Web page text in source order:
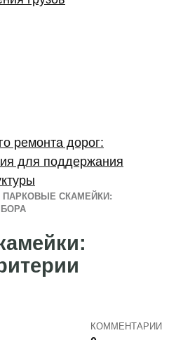
ПАРКОВЫЕ СКАМЕЙКИ:
КОММЕНТАРИИ
ремонта дорог:
для поддержания